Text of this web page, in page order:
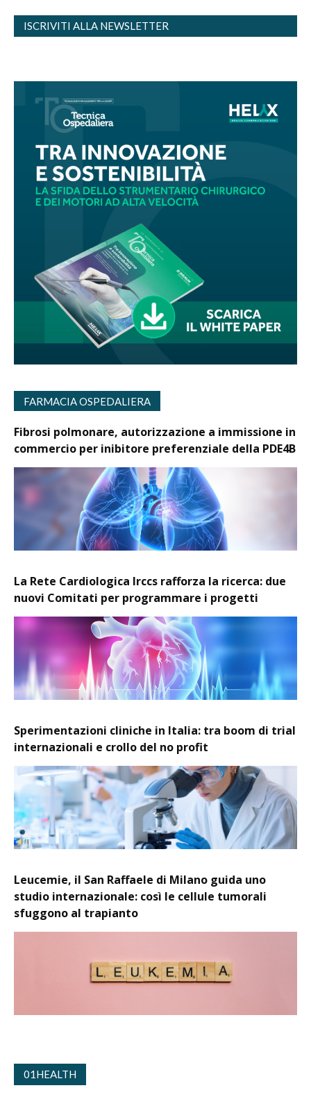
ISCRIVITI ALLA NEWSLETTER
FARMACIA OSPEDALIERA
Fibrosi polmonare, autorizzazione a immissione in
commercio per inibitore preferenziale della PDE4B
La Rete Cardiologica Irccs rafforza la ricerca: due
nuovi Comitati per programmare i progetti
Sperimentazioni cliniche in Italia: tra boom di trial
internazionali e crollo del no profit
Leucemie, il San Raffaele di Milano guida uno
studio internazionale: così le cellule tumorali
sfuggono al trapianto
01HEALTH